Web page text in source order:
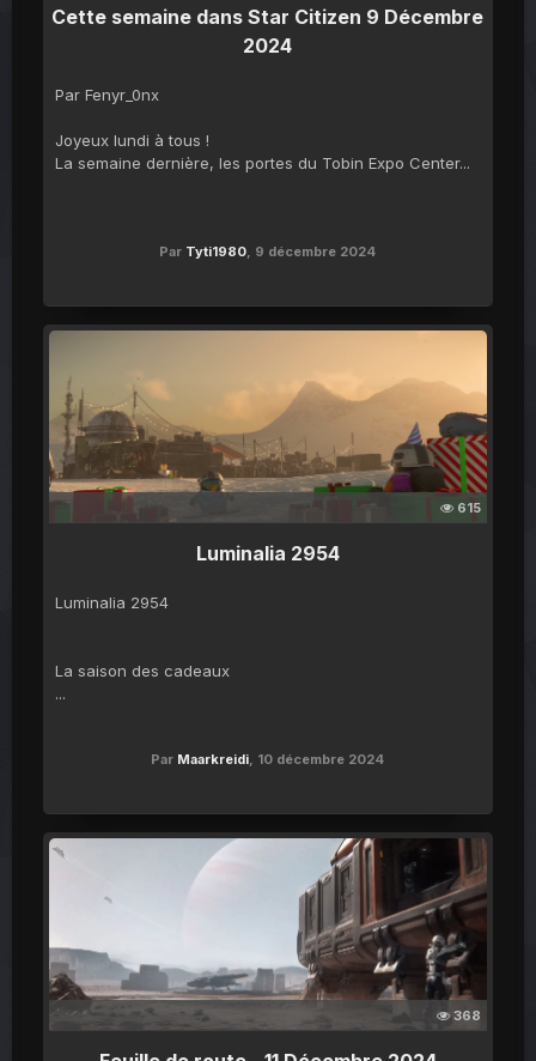
Cette semaine dans Star Citizen 9 Décembre
2024
Par Fenyr_0nx
Joyeux lundi à tous !
La semaine dernière, les portes du Tobin Expo Center...
Par Tyti1980, 9 décembre 2024
615
Luminalia 2954
Luminalia 2954
La saison des cadeaux
...
Par Maarkreidi, 10 décembre 2024
368